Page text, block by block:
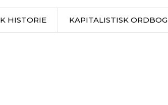
HISTORIE KAPITALISTISK ORDBOG